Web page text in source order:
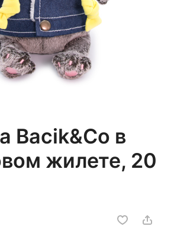
Bacik&Co в
жилете, 20